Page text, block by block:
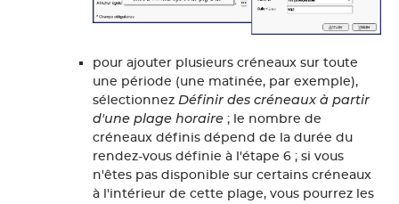
pour ajouter plusieurs créneaux sur toute
une période (une matinée, par exemple),
sélectionnez Définir des créneaux à partir
d'une plage horaire ; le nombre de
créneaux définis dépend de la durée du
rendez-vous définie à l'étape 6 ; si vous
n'êtes pas disponible sur certains créneaux
à l'intérieur de cette plage, vous pourrez les